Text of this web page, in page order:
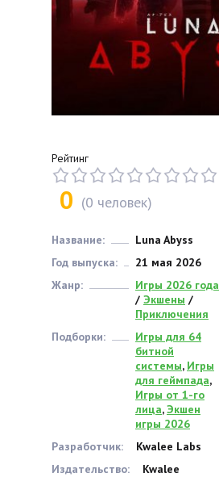
Рейтинг
0 (0 человек)
Название:
Luna Abyss
Год выпуска:
21 мая 2026
Жанр:
Игры 2026 года
/ Экшены /
Приключения
Подборки:
Игры для 64
битной
системы, Игры
для геймпада,
Игры от 1-го
лица,Экшен
игры 2026
Разработчик:
Kwalee Labs
Издательство:
Kwalee